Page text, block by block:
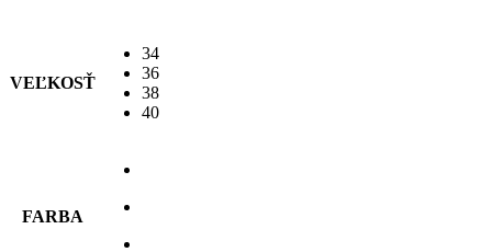
VEĽKOSŤ
34
36
38
40
FARBA